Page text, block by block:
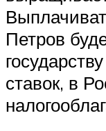
Петров
ставок, в